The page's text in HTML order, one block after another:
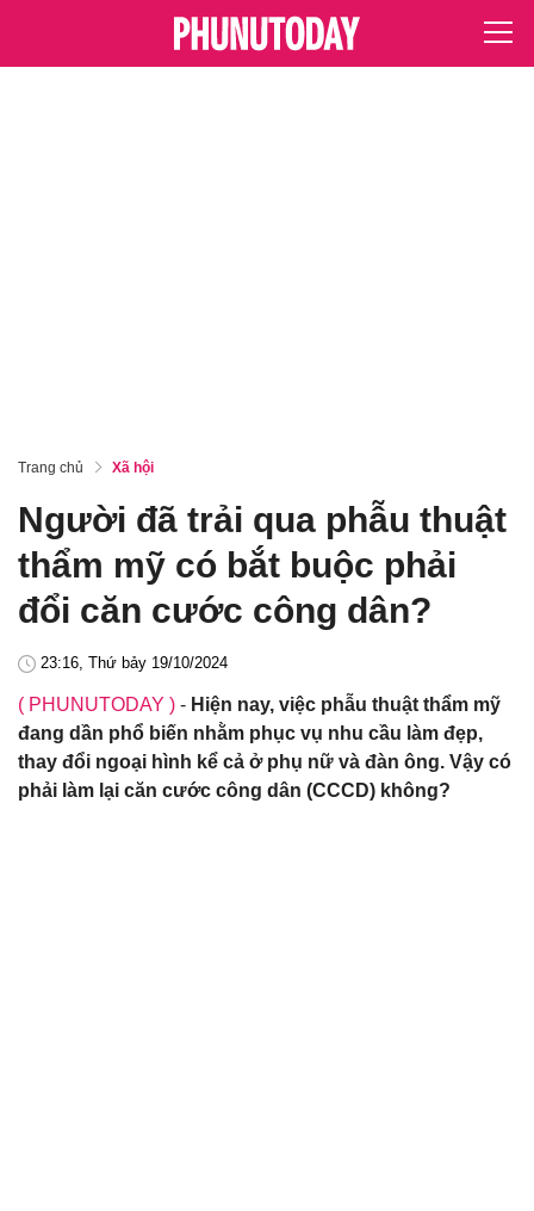
Trang chủ Xã hội
Người đã trải qua phẫu thuật
thẩm mỹ có bắt buộc phải
đổi căn cước công dân?
23:16, Thứ bảy 19/10/2024
( PHUNUTODAY ) - Hiện nay, việc phẫu thuật thẩm mỹ
đang dần phổ biến nhằm phục vụ nhu cầu làm đẹp,
thay đổi ngoại hình kể cả ở phụ nữ và đàn ông. Vậy có
phải làm lại căn cước công dân (CCCD) không?